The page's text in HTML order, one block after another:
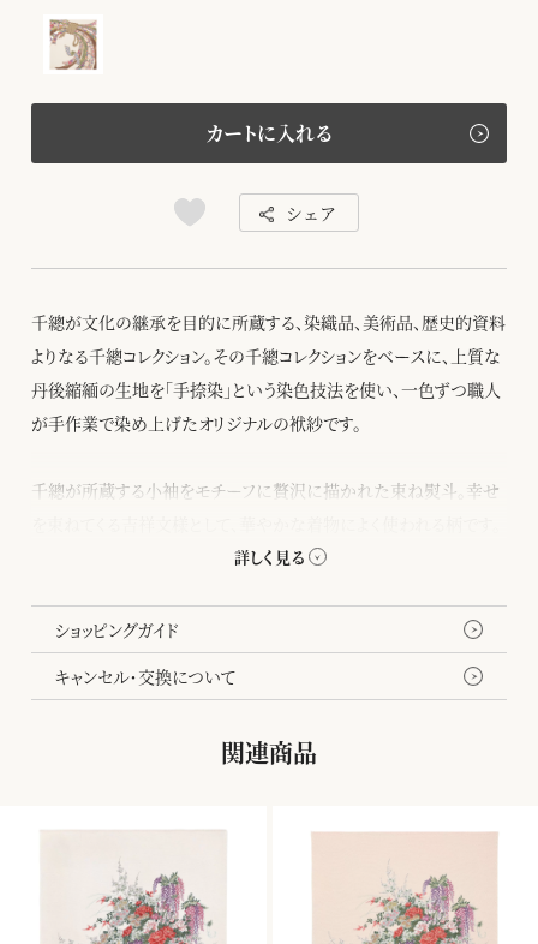
カートに入れる
シェア
千總が文化の継承を目的に所蔵する、染織品、美術品、歴史的資料
よりなる千總コレクション。その千總コレクションをベースに、上質な
丹後縮緬の生地を「手捺染」という染色技法を使い、一色ずつ職人
が手作業で染め上げたオリジナルの袱紗です。
千總が所蔵する小袖をモチーフに贅沢に描かれた束ね熨斗。幸せ
しなやかに流れる線が美しい束ね熨斗の中には、貴重な宝を表す
縁起物が繊細な模様で詰められており、慶事や晴れの日のギフト
にもふさわしい格調ある一品です。
ショッピングガイド
キャンセル・交換について
関連商品